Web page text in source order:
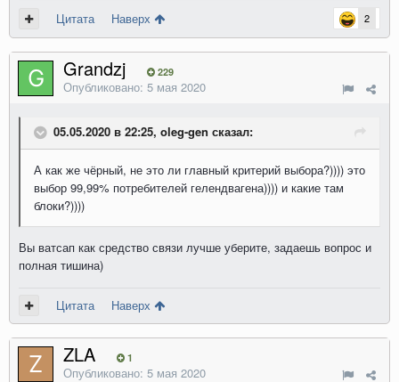
2
Цитата Наверх
Grandzj 229
Опубликовано: 5 мая 2020
05.05.2020 в 22:25, oleg-gen сказал:
А как же чёрный, не это ли главный критерий выбора?)))) это
выбор 99,99% потребителей гелендвагена)))) и какие там
блоки?))))
Вы ватсап как средство связи лучше уберите, задаешь вопрос и
полная тишина)
Цитата Наверх
ZLA 1
Опубликовано: 5 мая 2020